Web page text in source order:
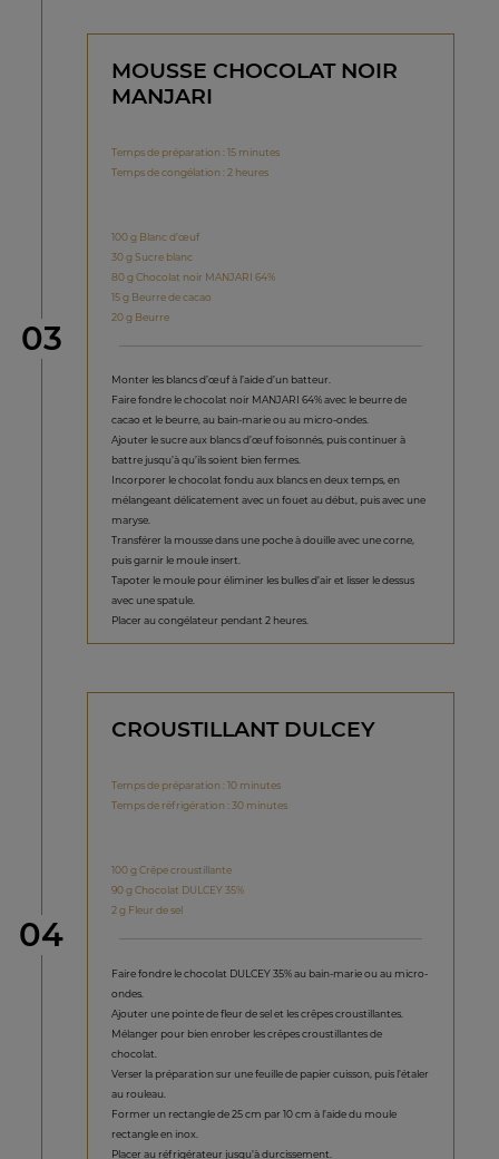
étape
03
MOUSSE CHOCOLAT NOIR
MANJARI
Temps de préparation : 15 minutes
Temps de congélation : 2 heures
100 g Blanc d’œuf
30 g Sucre blanc
80 g Chocolat noir MANJARI 64%
15 g Beurre de cacao
20 g Beurre
Monter les blancs d’œuf à l’aide d’un batteur.
Faire fondre le chocolat noir MANJARI 64% avec le beurre de
cacao et le beurre, au bain-marie ou au micro-ondes.
Ajouter le sucre aux blancs d’œuf foisonnés, puis continuer à
battre jusqu’à qu’ils soient bien fermes.
Incorporer le chocolat fondu aux blancs en deux temps, en
mélangeant délicatement avec un fouet au début, puis avec une
maryse.
Transférer la mousse dans une poche à douille avec une corne,
puis garnir le moule insert.
Tapoter le moule pour éliminer les bulles d’air et lisser le dessus
avec une spatule.
Placer au congélateur pendant 2 heures.
étape
04
CROUSTILLANT DULCEY
Temps de préparation : 10 minutes
Temps de réfrigération : 30 minutes
100 g Crêpe croustillante
90 g Chocolat DULCEY 35%
2 g Fleur de sel
Faire fondre le chocolat DULCEY 35% au bain-marie ou au micro-
ondes.
Ajouter une pointe de fleur de sel et les crêpes croustillantes.
Mélanger pour bien enrober les crêpes croustillantes de
chocolat.
Verser la préparation sur une feuille de papier cuisson, puis l’étaler
au rouleau.
Former un rectangle de 25 cm par 10 cm à l’aide du moule
rectangle en inox.
Placer au réfrigérateur jusqu’à durcissement.